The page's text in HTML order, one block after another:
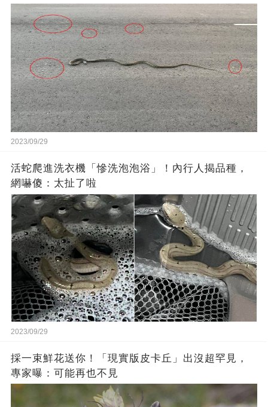
2023/09/29
活蛇爬進洗衣機「慘洗泡泡浴」！內行人揭品種，
網嚇傻：太扯了啦
2023/09/29
採一束鮮花送你！「現實版皮卡丘」出沒超罕見，
專家曝：可能再也不見